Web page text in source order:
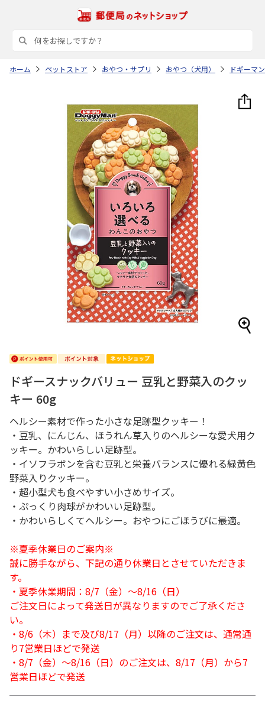
ホーム ペットストア おやつ・サプリ おやつ（犬用） ドギーマ
ドギースナックバリュー 豆乳と野菜入のクッ
キー 60g
ヘルシー素材で作った小さな足跡型クッキー！
・豆乳、にんじん、ほうれん草入りのヘルシーな愛犬用ク
ッキー。かわいらしい足跡型。
・イソフラボンを含む豆乳と栄養バランスに優れる緑黄色
野菜入りクッキー。
・超小型犬も食べやすい小さめサイズ。
・ぷっくり肉球がかわいい足跡型。
・かわいらしくてヘルシー。おやつにごほうびに最適。
※夏季休業日のご案内※
誠に勝手ながら、下記の通り休業日とさせていただきま
す。
・夏季休業期間：8/7（金）～8/16（日）
ご注文日によって発送日が異なりますのでご了承くださ
い。
・8/6（木）まで及び8/17（月）以降のご注文は、通常通
り7営業日ほどで発送
・8/7（金）～8/16（日）のご注文は、8/17（月）から7
営業日ほどで発送